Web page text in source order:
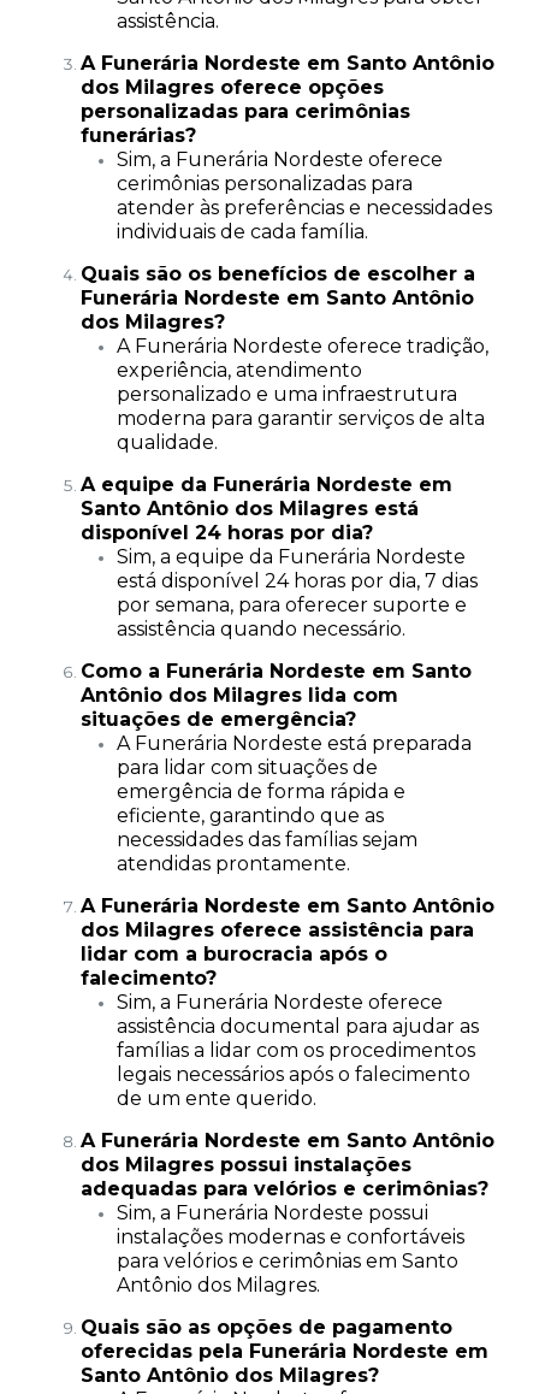
assistência.
A Funerária Nordeste em Santo Antônio
dos Milagres oferece opções
personalizadas para cerimônias
funerárias?
Sim, a Funerária Nordeste oferece
cerimônias personalizadas para
atender às preferências e necessidades
individuais de cada família.
Quais são os benefícios de escolher a
Funerária Nordeste em Santo Antônio
dos Milagres?
A Funerária Nordeste oferece tradição,
experiência, atendimento
personalizado e uma infraestrutura
moderna para garantir serviços de alta
qualidade.
A equipe da Funerária Nordeste em
Santo Antônio dos Milagres está
disponível 24 horas por dia?
Sim, a equipe da Funerária Nordeste
está disponível 24 horas por dia, 7 dias
por semana, para oferecer suporte e
assistência quando necessário.
Como a Funerária Nordeste em Santo
Antônio dos Milagres lida com
situações de emergência?
A Funerária Nordeste está preparada
para lidar com situações de
emergência de forma rápida e
eficiente, garantindo que as
necessidades das famílias sejam
atendidas prontamente.
A Funerária Nordeste em Santo Antônio
dos Milagres oferece assistência para
lidar com a burocracia após o
falecimento?
Sim, a Funerária Nordeste oferece
assistência documental para ajudar as
famílias a lidar com os procedimentos
legais necessários após o falecimento
de um ente querido.
A Funerária Nordeste em Santo Antônio
dos Milagres possui instalações
adequadas para velórios e cerimônias?
Sim, a Funerária Nordeste possui
instalações modernas e confortáveis
para velórios e cerimônias em Santo
Antônio dos Milagres.
Quais são as opções de pagamento
oferecidas pela Funerária Nordeste em
Santo Antônio dos Milagres?